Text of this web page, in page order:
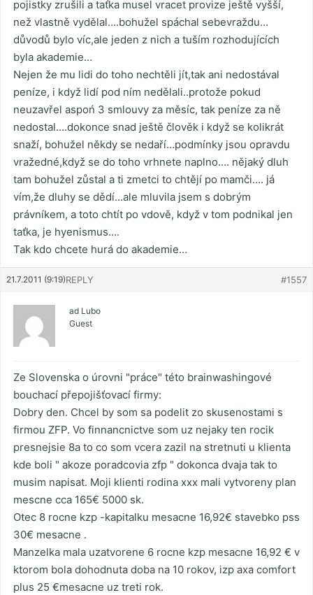
pojistky zrušili a taťka musel vracet provize ještě vyšší,
než vlastně vydělal….bohužel spáchal sebevraždu…
důvodů bylo víc,ale jeden z nich a tuším rozhodujících
byla akademie…
Nejen že mu lidi do toho nechtěli jít,tak ani nedostával
peníze, i když lidí pod ním nedělali..protože pokud
neuzavřel aspoń 3 smlouvy za měsíc, tak peníze za ně
nedostal….dokonce snad ještě člověk i když se kolikrát
snaží, bohužel někdy se nedaří…podmínky jsou opravdu
vražedné,když se do toho vrhnete naplno…. nějaký dluh
tam bohužel zůstal a ti zmetci to chtějí po mamči…. já
vím,že dluhy se dědí…ale mluvila jsem s dobrým
právníkem, a toto chtít po vdově, když v tom podnikal jen
taťka, je hyenismus….
Tak kdo chcete hurá do akademie…
21.7.2011 (9:19) #1557
REPLY
ad Lubo
Guest
Ze Slovenska o úrovni "práce" této brainwashingové
bouchací přepojišťovací firmy:
Dobry den. Chcel by som sa podelit zo skusenostami s
firmou ZFP. Vo finnancnictve som uz nejaky ten rocik
presnejsie 8a to co som vcera zazil na stretnuti u klienta
kde boli " akoze poradcovia zfp " dokonca dvaja tak to
musim napisat. Moji klienti rodina xxx mali vytvoreny plan
mescne cca 165€ 5000 sk.
Otec 8 rocne kzp -kapitalku mesacne 16,92€ stavebko pss
30€ mesacne .
Manzelka mala uzatvorene 6 rocne kzp mesacne 16,92 € v
ktorom bola dohodnuta doba na 10 rokov, izp axa comfort
plus 25 €mesacne uz treti rok.